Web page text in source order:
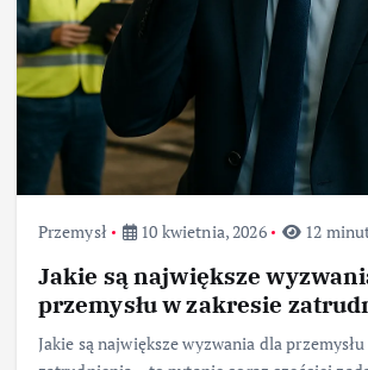
Przemysł 10 kwietnia, 2026 12
Jakie są największe
przemysłu w zakresie
Jakie są największe wyzwania dla